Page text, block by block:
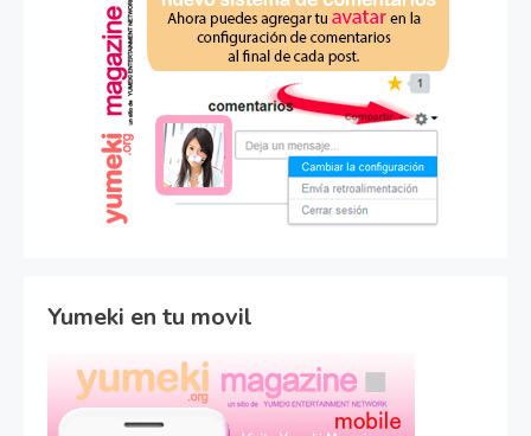
Yumeki en tu movil